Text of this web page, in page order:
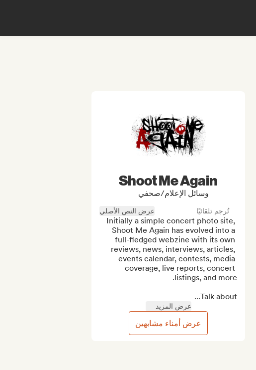
Shoot Me Again
وسائل الإعلام/صحفي
تُرجم تلقائيًا عرض النص الأصلي
Initially a simple concert photo site,
Shoot Me Again has evolved into a
full-fledged webzine with its own
reviews, news, interviews, articles,
events calendar, contests, media
coverage, live reports, concert
Talk about...
عرض المزيد
عرض أمناء مشابهين